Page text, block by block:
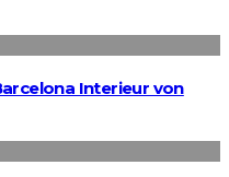
Interieur von